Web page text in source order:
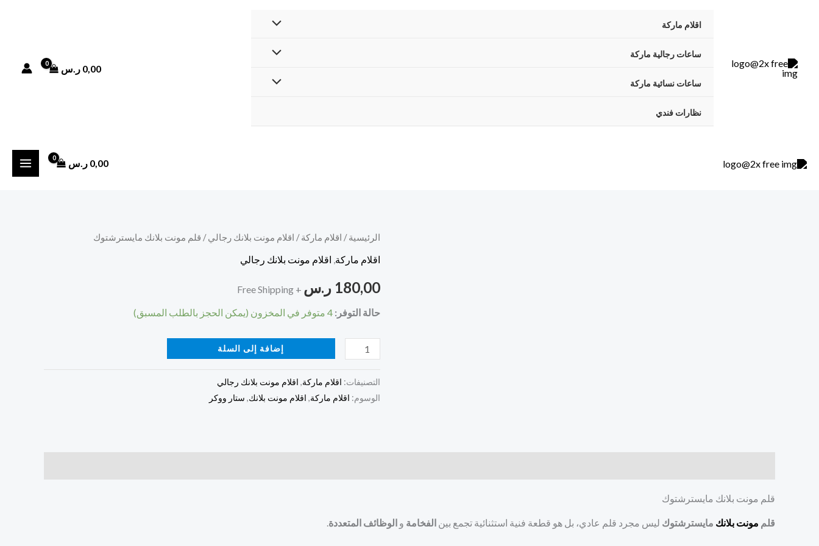
اقلام ماركة
ساعات رجالية ماركة
ساعات نسائية ماركة
نظارات فندي
0,00 ر.س
0,00 ر.س
الرئيسية/ اقلام ماركة/ اقلام مونت بلانك رجالي/ قلم مونت بلانك مايسترشتوك
اقلام ماركة اقلام مونت بلانك رجالي
180,00 ر.س + Free Shipping
حالة التوفر: 4 متوفر في المخزون (يمكن الحجز بالطلب المسبق)
كمية
قلم
بلانك
مايسترشتوك
إضافة إلى السلة
التصنيفات: اقلام ماركة, اقلام مونت بلانك رجالي
الوسوم: اقلام ماركة, اقلام مونت بلانك, ستار ووكر
قلم مونت بلانك مايسترشتوك
قلم مونت بلانك مايسترشتوك ليس مجرد قلم عادي، بل هو قطعة فنية استثنائية تجمع بين الفخامة و الوظائف المتعددة.